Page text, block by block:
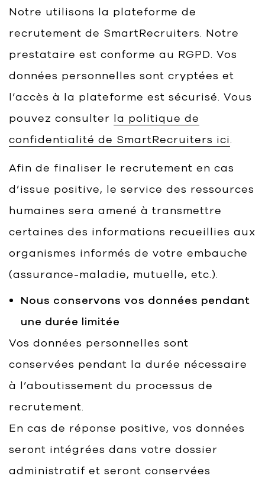
Notre utilisons la plateforme de
recrutement de SmartRecruiters. Notre
prestataire est conforme au RGPD. Vos
données personnelles sont cryptées et
l’accès à la plateforme est sécurisé. Vous
pouvez consulter la politique de
confidentialité de SmartRecruiters ici.
Afin de finaliser le recrutement en cas
d’issue positive, le service des ressources
humaines sera amené à transmettre
certaines des informations recueillies aux
organismes informés de votre embauche
(assurance-maladie, mutuelle, etc.).
Nous conservons vos données pendant
une durée limitée
Vos données personnelles sont
conservées pendant la durée nécessaire
à l’aboutissement du processus de
recrutement.
En cas de réponse positive, vos données
seront intégrées dans votre dossier
administratif et seront conservées